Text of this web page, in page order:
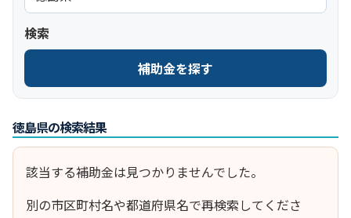
検索
補助金を探す
徳島県の検索結果
該当する補助金は見つかりませんでした。
別の市区町村名や都道府県名で再検索してくださ